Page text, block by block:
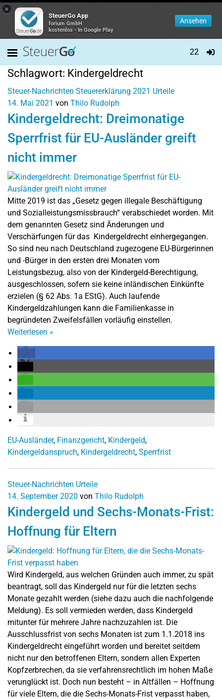
×
SteuerGo App
forium GmbH
kostenlos - In Google Play
Ansehen
22
Schlagwort: Kindergeldrecht
Steuer-Nachrichten Steuererklärung 2021 Urteile
14. Mai 2021 von Thilo Rudolph
Kindergeldrecht: Dreimonatige
Sperrfrist für EU-Ausländer greift
nicht immer
Mitte 2019 ist das „Gesetz gegen illegale Beschäftigung
und Sozialleistungsmissbrauch“ verabschiedet worden. Mit
dem genannten Gesetz sind Änderungen und
Verschärfungen für das Kindergeldrecht einhergegangen.
So sind neu nach Deutschland zugezogene EU-Bürgerinnen
und -Bürger in den ersten drei Monaten vom
Leistungsbezug, also von der Kindergeld-Berechtigung,
ausgeschlossen, sofern sie keine inländischen Einkünfte
erzielen (§ 62 Abs. 1a EStG). Auch laufende
Kindergeldzahlungen kann die Familienkasse in
begründeten Zweifelsfällen vorläufig einstellen.
Weiterlesen »
EU-Ausländer, Finanzgericht, Kindergeld,
Kindergeldanspruch, Kindergeldrecht, Sperrfrist
Steuer-Nachrichten Urteile
14. September 2020 von Thilo Rudolph
Kindergeld und Sechs-Monats-Frist:
Hoffnung für Eltern
Wird Kindergeld, aus welchen Gründen auch immer, zu spät
beantragt, soll das Kindergeld nur für die letzten sechs
Monate gezahlt werden (siehe dazu auch die nachfolgende
Meldung). Es soll vermieden werden, dass Kindergeld
mitunter für mehrere Jahre nachzuzahlen ist. Die
Ausschlussfrist von sechs Monaten ist zum 1.1.2018 ins
Kindergeldrecht eingeführt worden und bereitet seitdem
nicht nur den betroffenen Eltern, sondern allen Experten
Kopfzerbrechen, da sie verfahrensrechtlich im hohen Maße
verunglückt ist. Doch nun besteht – in Altfällen – Hoffnung
für viele Eltern, die die Sechs-Monats-Frist verpasst haben,